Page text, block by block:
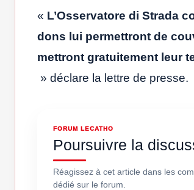
« L’Osservatore di Strada
dons lui permettront de
mettront gratuitement leur
» déclare la lettre de presse.
FORUM LECATHO
Poursuivre la
Réagissez à cet article dans les
dédié sur le forum.